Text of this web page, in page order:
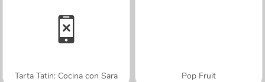
Tarta Tatin: Cocina con Sara Pop Fruit